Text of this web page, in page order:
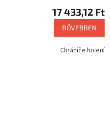
17 433,12 Ft
BŐVEBBEN
Chrániče holení